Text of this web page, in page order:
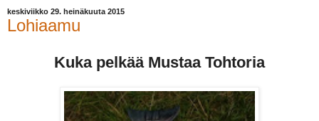
keskiviikko 29. heinäkuuta 2015
Lohiaamu
Kuka pelkää Mustaa Tohtoria